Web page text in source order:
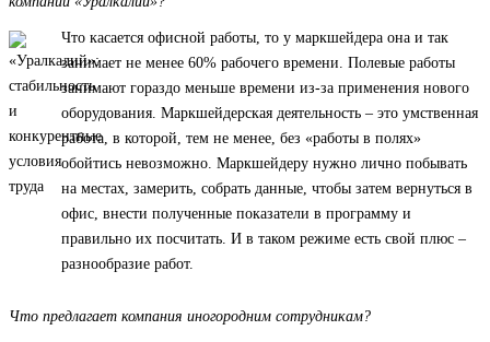
Что касается офисной работы, то у маркшейдера она и так
занимает не менее 60% рабочего времени. Полевые работы
занимают гораздо меньше времени из-за применения нового
оборудования. Маркшейдерская деятельность – это умственная
работа, в которой, тем не менее, без «работы в полях»
обойтись невозможно. Маркшейдеру нужно лично побывать
на местах, замерить, собрать данные, чтобы затем вернуться в
офис, внести полученные показатели в программу и
правильно их посчитать. И в таком режиме есть свой плюс –
разнообразие работ.
Что предлагает компания иногородним сотрудникам?